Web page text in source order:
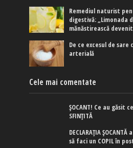
Remediul naturist
digestivă: „Limonada
mănăstirească
De ce excesul de
arterială
Cele mai comentate
ȘOCANT! Ce au găsit
SFINȚITĂ
DECLARAȚIA
să faci un COPIL în